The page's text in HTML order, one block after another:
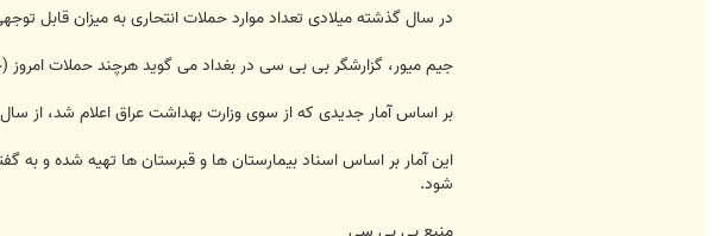
در سال گذشته میلادی تعداد موارد حملات انتحاری به میزان قابل
جیم میور، گزارشگر بی بی سی در بغداد می گوید هرچند حملات امروز (جمعه 24 آوریل) روند موجود را تغییر نمی دهد، اما رویدادی بسیار
بر اساس آمار جدیدی که از سوی وزارت بهداشت عراق اعلام شد، از سال 2005 و با وخیم تر شدن شرایط عراق از نظر شمار حملات انتحاری، بیش از 87 هزار عراقی در این حملات کشته شده اند.
این آمار بر اساس اسناد بیمارستان ها و قبرستان ها تهیه شده و به
شود.